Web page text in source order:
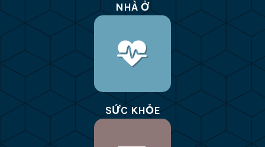
NHÀ Ở
SỨC KHỎE